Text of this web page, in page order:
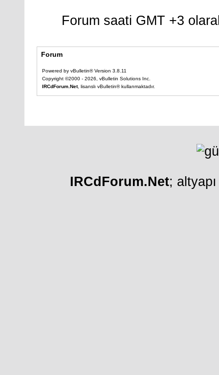
Forum saati GMT +3
Forum
Powered by vBulletin® Version 3.8.11
Copyright ©2000 - 2026, vBulletin Solutions Inc.
IRCdForum.Net, lisanslı vBulletin® kullanmaktadır.
IRCdForum.Net;